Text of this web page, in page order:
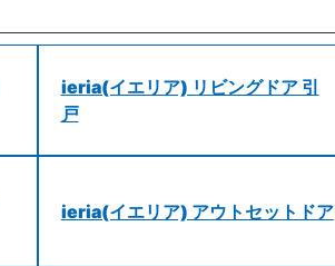
ieria(イエリア) リビングドア 引
戸
ieria(イエリア) アウトセットドア